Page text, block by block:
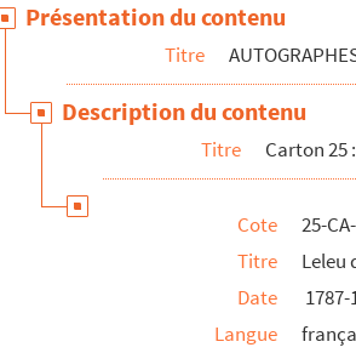
Présentation du contenu
Titre
Description du contenu
Titre Carton 25
Cote
25-
Titre
Leleu
Date
1787-
Langue